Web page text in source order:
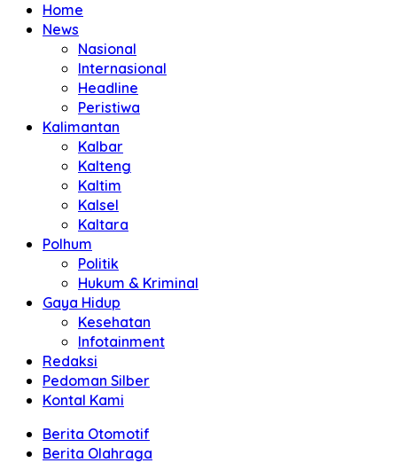
Home
News
Nasional
Internasional
Headline
Peristiwa
Kalimantan
Kalbar
Kalteng
Kaltim
Kalsel
Kaltara
Polhum
Politik
Hukum & Kriminal
Gaya Hidup
Kesehatan
Infotainment
Redaksi
Pedoman Silber
Kontal Kami
Berita Otomotif
Berita Olahraga